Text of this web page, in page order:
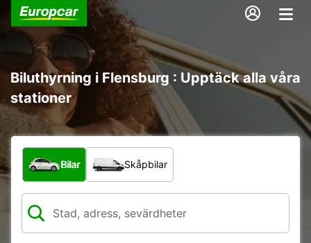
Biluthyrning i Flensburg : Upptäck alla våra
stationer
Vilken typ av fordon?
Bilar Skåpbilar